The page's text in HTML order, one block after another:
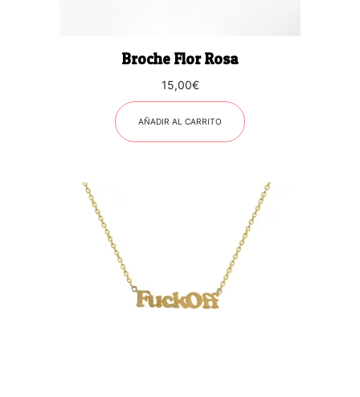
Broche Flor Rosa
15,00€
AÑADIR AL CARRITO